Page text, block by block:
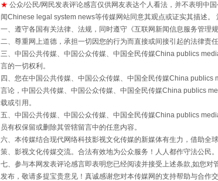
国家大学科技园优化重塑工作
★ 公众/公民/网民发表评论感言仅供网友表达个人看法，并不表明中
闻Chinese legal system news等传媒网站同意其观点或证实其描述。
一、遵守各国有关法律、法规，同时遵守《互联网新闻信息服务管理
二、尊重网上道德，承担一切因您的行为而直接或间接引起的法律责任
三、中国公共传媒、中国公众传媒、中国全民传媒China publics
言的一切权利。
四、您在中国公共传媒、中国公众传媒、中国全民传媒China
言论，中国公共传媒、中国公众传媒、中国全民传媒China publics
载或引用。
五、中国公共传媒、中国公众传媒、中国全民传媒China publics
员有权保留或删除其管辖留言中的任意内容。
六、本传媒结合现代网络科技影视文化传媒的新媒体有生力，借助全
策、影视文化传媒交流。合法有效地为公众服务！人人都作守法公民。
七、参与本网发表评论感言即表明您已经阅读并接受上述条款,如您
发布，敬请多提宝贵意见！真诚感谢您对本传媒网的支持帮助与合作